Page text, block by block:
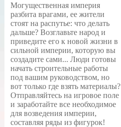
Могущественная империя
разбита врагами, ее жители
стоят на распутье: что делать
дальше? Возглавьте народ и
приведите его к новой жизни в
сильной империи, которую вы
создадите сами... Люди готовы
начать строительные работы
под вашим руководством, но
вот только где взять материалы?
Отправляйтесь на игровое поле
и заработайте все необходимое
для возведения империи,
составляя ряды из фигурок!